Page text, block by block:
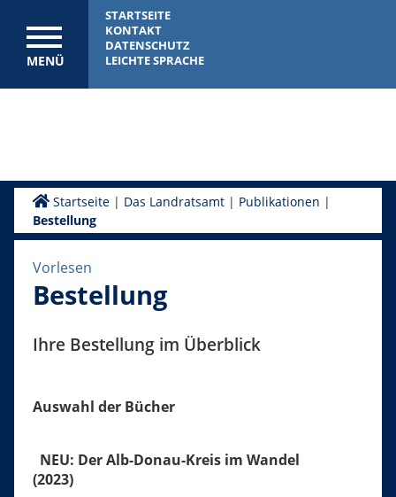
MENÜ
STARTSEITE
KONTAKT
DATENSCHUTZ
LEICHTE SPRACHE
Startseite| Das Landratsamt| Publikationen |
Bestellung
Vorlesen
Bestellung
Ihre Bestellung im Überblick
Auswahl der Bücher
NEU: Der Alb-Donau-Kreis im Wandel
(2023)